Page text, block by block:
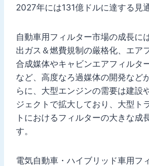
2027年には131億ドルに達する見
自動車用フィルター市場の成長に
出ガス＆燃費規制の厳格化、エア
合成媒体やキャビンエアフィルタ
など、高度なろ過媒体の開発など
らに、大型エンジンの需要は建設
ジェクトで拡大しており、大型ト
トにおけるフィルターの大きな成
す。
電気自動車・ハイブリッド車用フ